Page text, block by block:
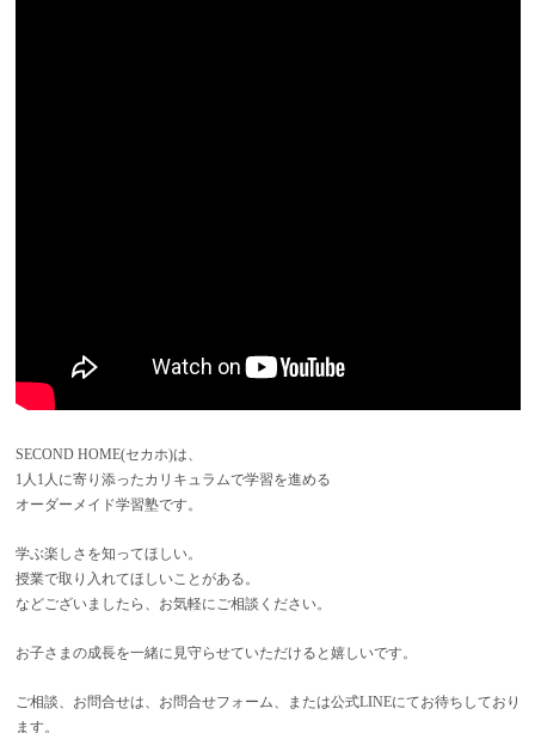
SECOND HOME(セカホ)は、
1人1人に寄り添ったカリキュラムで学習を進める
オーダーメイド学習塾です。
学ぶ楽しさを知ってほしい。
授業で取り入れてほしいことがある。
などございましたら、お気軽にご相談ください。
お子さまの成長を一緒に見守らせていただけると嬉しいです。
ご相談、お問合せは、お問合せフォーム、または公式LINEにてお待ちしており
ます。